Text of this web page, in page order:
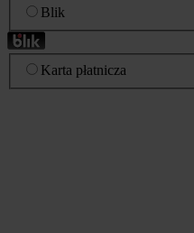
Blik
Karta płatnicza